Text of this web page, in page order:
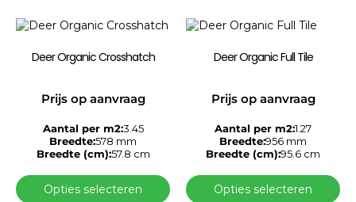
Deer Organic Crosshatch
Prijs op aanvraag
Aantal per m2:3.45
Breedte:578 mm
Breedte (cm):57.8 cm
Opties selecteren
Deer Organic Full Tile
Prijs op aanvraag
Aantal per m2:1.27
Breedte:956 mm
Breedte (cm):95.6 cm
Opties selecteren